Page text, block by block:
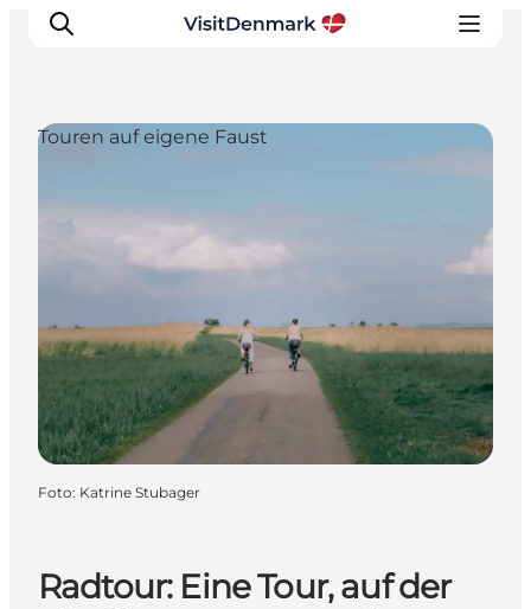
Inspiration
Regionen
Erlebnisse
Reiseplanung
Radtour: Eine Tour, auf der
Touren auf eigene Faust
Foto: Katrine Stubager